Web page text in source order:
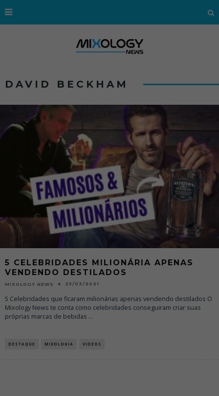
DAVID BECKHAM
5 CELEBRIDADES MILIONÁRIA APENAS
VENDENDO DESTILADOS
MIXOLOGY NEWS 25/03/2021
5 Celebridades que ficaram milionárias apenas vendendo destilados O
Mixology News te conta como celebridades conseguiram criar suas
próprias marcas de bebidas ...
DESTAQUE MIXOLOGIA VIDEOS